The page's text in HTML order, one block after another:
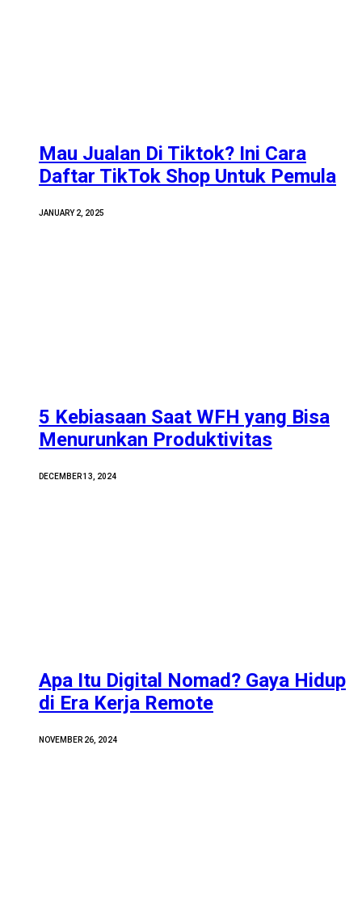
Mau Jualan Di Tiktok? Ini Cara
Daftar TikTok Shop Untuk Pemula
JANUARY 2, 2025
5 Kebiasaan Saat WFH yang Bisa
Menurunkan Produktivitas
DECEMBER 13, 2024
Apa Itu Digital Nomad? Gaya Hidup
di Era Kerja Remote
NOVEMBER 26, 2024